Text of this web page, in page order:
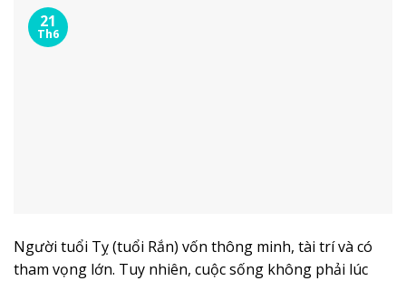
21
Th6
Người tuổi Tỵ (tuổi Rắn) vốn thông minh, tài trí và có
tham vọng lớn. Tuy nhiên, cuộc sống không phải lúc